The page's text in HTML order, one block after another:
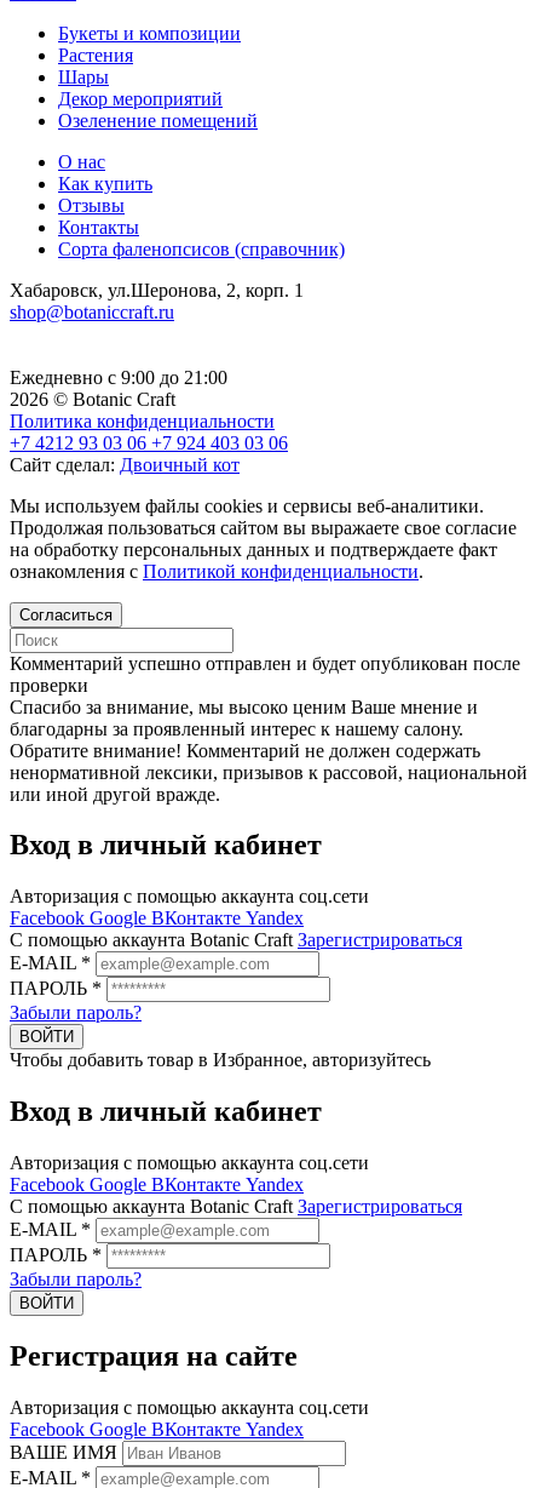
Букеты и композиции
Растения
Шары
Декор мероприятий
Озеленение помещений
О нас
Как купить
Отзывы
Контакты
Сорта фаленопсисов (справочник)
Хабаровск, ул.Шеронова, 2, корп. 1
shop@botaniccraft.ru
Ежедневно с 9:00 до 21:00
2026 © Botanic Craft
Политика конфиденциальности
+7 4212 93 03 06 +7 924 403 03 06
Сайт сделал: Двоичный кот
Мы используем файлы cookies и сервисы веб-аналитики.
Продолжая пользоваться сайтом вы выражаете свое согласие
на обработку персональных данных и подтверждаете факт
ознакомления с Политикой конфиденциальности.
Согласиться
Комментарий успешно отправлен и будет опубликован после
проверки
Cпасибо за внимание, мы высоко ценим Ваше мнение и
благодарны за проявленный интерес к нашему салону.
Обратите внимание! Комментарий не должен содержать
ненормативной лексики, призывов к рассовой, национальной
или иной другой вражде.
Вход в личный кабинет
Авторизация с помощью аккаунта соц.сети
Facebook Google ВКонтакте Yandex
C помощью аккаунта Botanic Craft Зарегистрироваться
E-MAIL *
ПАРОЛЬ *
Забыли пароль?
ВОЙТИ
Чтобы добавить товар в Избранное, авторизуйтесь
Вход в личный кабинет
Авторизация с помощью аккаунта соц.сети
Facebook Google ВКонтакте Yandex
C помощью аккаунта Botanic Craft Зарегистрироваться
E-MAIL *
ПАРОЛЬ *
Забыли пароль?
ВОЙТИ
Регистрация на сайте
Авторизация с помощью аккаунта соц.сети
Facebook Google ВКонтакте Yandex
ВАШЕ ИМЯ
E-MAIL *